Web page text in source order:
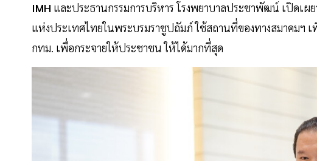
IMH และประธานกรรมการบริหาร โรงพยาบาลประชาพัฒน์ เปิดเผ
แห่งประเทศไทยในพระบรมราชูปถัมภ์ ใช้สถานที่ของทางสมาคมฯ เ
กทม. เพื่อกระจายให้ประชาชน ให้ได้มากที่สุด